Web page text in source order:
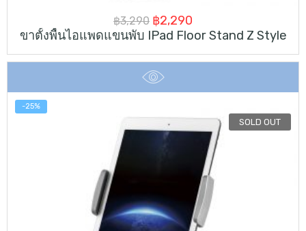
฿3,290 Original
price
was:
฿3,290.
฿2,290
price
is:
ขาตั้งพื้นไอแพดแขนพับ IPad Floor Stand Z Style
SOLD OUT
-25%